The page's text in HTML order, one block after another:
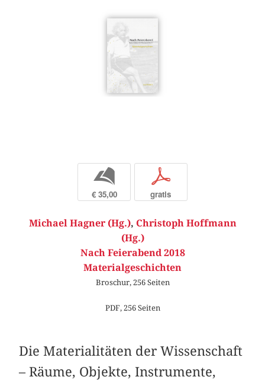
b
€ 35,00
p
gratis
Michael Hagner (Hg.), Christoph Hoffmann
(Hg.)
Nach Feierabend 2018
Materialgeschichten
Broschur, 256 Seiten
PDF, 256 Seiten
Die Materialitäten der Wissenschaft
– Räume, Objekte, Instrumente,